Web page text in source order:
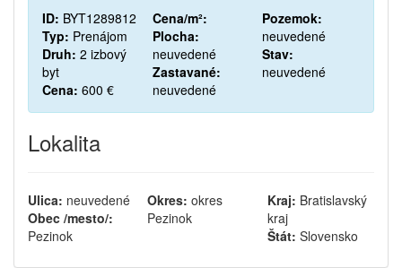
ID: BYT1289812
Typ: Prenájom
Druh:
byt
Cena: 600 €
Cena/m²:
Plocha:
neuvedené
Zastavané:
neuvedené
Pozemok:
neuvedené
Stav:
neuvedené
Lokalita
Ulica: neuvedené
Obec /mesto/:
Pezinok
Okres: okres
Pezinok
Kraj:
kraj
Štát: Slovensko